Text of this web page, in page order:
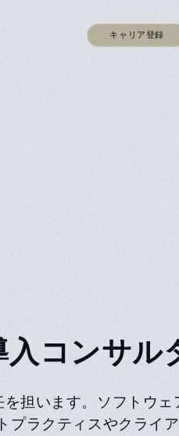
キャリア登録
コンサル
担います。ソフトウェ
ラクティスやクライ